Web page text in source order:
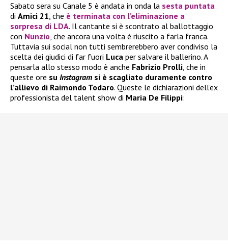
Sabato sera su Canale 5 è andata in onda la sesta puntata
di Amici 21, che è terminata con l’eliminazione a
sorpresa di LDA. Il cantante si è scontrato al ballottaggio
con Nunzio, che ancora una volta è riuscito a farla franca.
Tuttavia sui social non tutti sembrerebbero aver condiviso la
scelta dei giudici di far fuori Luca per salvare il ballerino. A
pensarla allo stesso modo è anche Fabrizio Prolli, che in
queste ore su Instagram si è scagliato duramente contro
l’allievo di Raimondo Todaro. Queste le dichiarazioni dell’ex
professionista del talent show di Maria De Filippi: